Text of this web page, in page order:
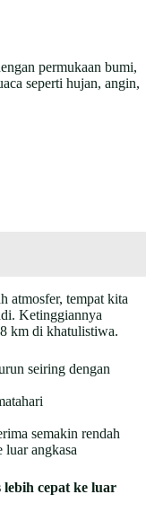
permukaan bumi,
seperti hujan, angin,
atmosfer, tempat kita
Ketinggiannya
km di khatulistiwa.
seiring dengan
semakin rendah
luar angkasa
lebih cepat ke luar